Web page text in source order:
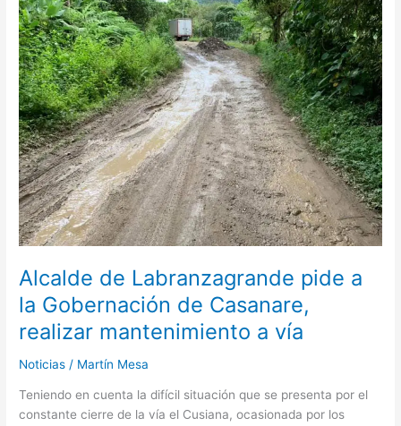
Alcalde de Labranzagrande pide a
la Gobernación de Casanare,
realizar mantenimiento a vía
Noticias / Martín Mesa
Teniendo en cuenta la difícil situación que se presenta por el
constante cierre de la vía el Cusiana, ocasionada por los
Labranzagrande
pide
a
la
Gobernación
de
Casanare,
realizar
mantenimiento
a
vía